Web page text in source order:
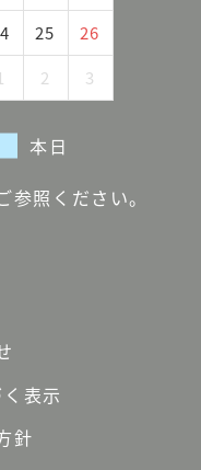
表示
針
25
26
2 3
本日
照ください。